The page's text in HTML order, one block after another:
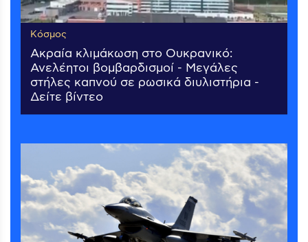
Κόσμος
Ακραία κλιμάκωση στο Ουκρανικό:
Ανελέητοι βομβαρδισμοί - Μεγάλες
στήλες καπνού σε ρωσικά διυλιστήρια -
Δείτε βίντεο